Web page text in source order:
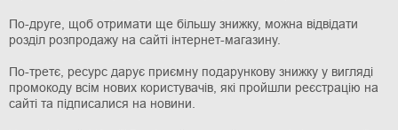
По-друге, щоб отримати ще більшу знижку, можна відвідати
розділ розпродажу на сайті інтернет-магазину.
По-третє, ресурс дарує приємну подарункову знижку у вигляді
промокоду всім нових користувачів, які пройшли реєстрацію на
сайті та підписалися на новини.